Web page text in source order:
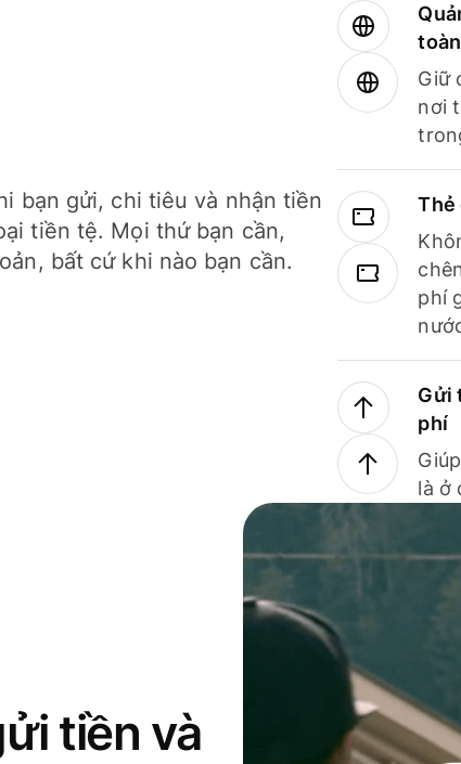
bạn gửi, chi tiêu và nhận tiền
tiền tệ. Mọi thứ bạn cần,
bất cứ khi nào bạn cần.
Giữ
nơi
Thẻ
phí
Gửi
phí
là ở
tiền và